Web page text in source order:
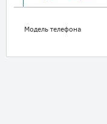
Модель телефона